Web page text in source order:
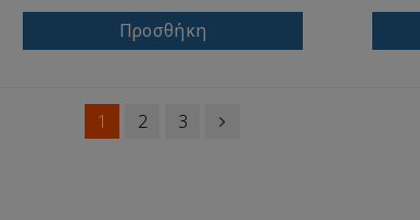
Προσθήκη
1 2 3